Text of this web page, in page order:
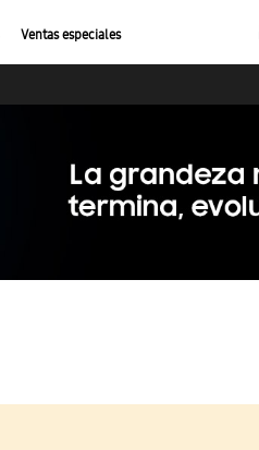
Ventas especiales